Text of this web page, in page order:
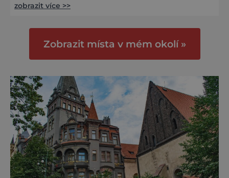
Lázních představen model synagogy, která
lázeňského města se tak více než
symbolicky vrátil židovský svatostánek.
spojené s touto významnou stavbou.
[gallery ids="917
zobrazit více >>
Zobrazit místa v mém okolí »